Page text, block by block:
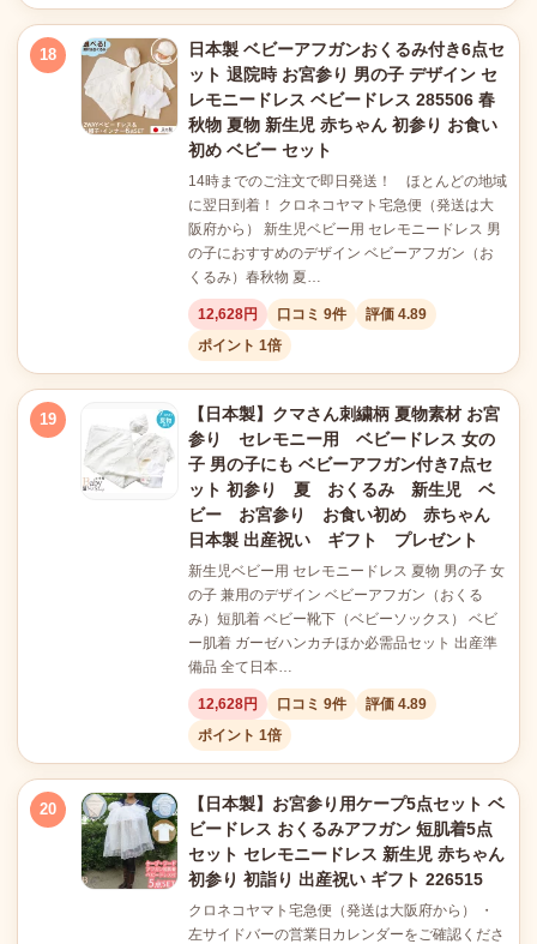
18
日本製 ベビーアフガンおくるみ付き6点セ
ット 退院時 お宮参り 男の子 デザイン セ
レモニードレス ベビードレス 285506 春
秋物 夏物 新生児 赤ちゃん 初参り お食い
初め ベビー セット
14時までのご注文で即日発送！ ほとんどの地域
に翌日到着！ クロネコヤマト宅急便（発送は大
阪府から） 新生児ベビー用 セレモニードレス 男
の子におすすめのデザイン ベビーアフガン（お
くるみ）春秋物 夏…
12,628円 口コミ 9件
評価 4.89
ポイント 1倍
19
【日本製】クマさん刺繍柄 夏物素材 お宮
参り セレモニー用 ベビードレス 女の
子 男の子にも ベビーアフガン付き7点セ
ット 初参り 夏 おくるみ 新生児 ベ
ビー お宮参り お食い初め 赤ちゃん
日本製 出産祝い ギフト プレゼント
新生児ベビー用 セレモニードレス 夏物 男の子 女
の子 兼用のデザイン ベビーアフガン（おくる
み）短肌着 ベビー靴下（ベビーソックス） ベビ
ー肌着 ガーゼハンカチほか必需品セット 出産準
備品 全て日本…
12,628円 口コミ 9件
評価 4.89
ポイント 1倍
20
【日本製】お宮参り用ケープ5点セット ベ
ビードレス おくるみアフガン 短肌着5点
セット セレモニードレス 新生児 赤ちゃん
初参り 初詣り 出産祝い ギフト 226515
クロネコヤマト宅急便（発送は大阪府から） ・
左サイドバーの営業日カレンダーをご確認くださ